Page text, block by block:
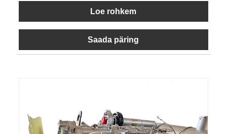
Loe rohkem
Saada päring